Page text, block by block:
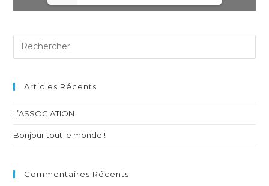
Articles Récents
L’ASSOCIATION
Bonjour tout le monde !
Commentaires Récents